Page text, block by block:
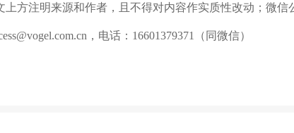
上方注明来源和作者，且不得对内容作实质性改动；微信
，电话：16601379371（同微信）